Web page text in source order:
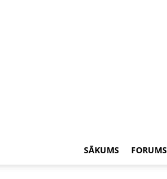
SĀKUMS FORUMS